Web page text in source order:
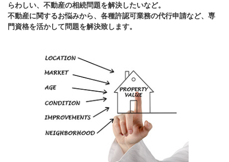
らわしい、不動産の相続問題を解決したいなど。
不動産に関するお悩みから、各種許認可業務の代行申請など、専
門資格を活かして問題を解決致します。